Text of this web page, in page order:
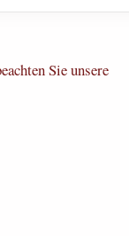
Sie unsere